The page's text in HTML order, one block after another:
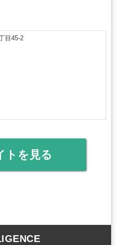
目45-2
トを見る